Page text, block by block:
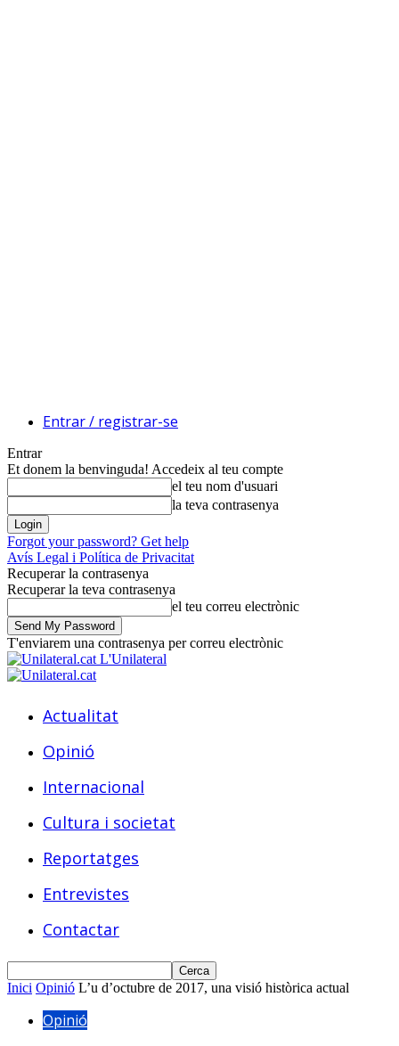
Entrar / registrar-se
Entrar
Et donem la benvinguda! Accedeix al teu compte
el teu nom d'usuari
la teva contrasenya
Forgot your password? Get help
Avís Legal i Política de Privacitat
Recuperar la contrasenya
Recuperar la teva contrasenya
el teu correu electrònic
T'enviarem una contrasenya per correu electrònic
L'Unilateral
Actualitat
Opinió
Internacional
Cultura i societat
Reportatges
Entrevistes
Contactar
Inici Opinió L’u d’octubre de 2017, una visió històrica actual
Opinió